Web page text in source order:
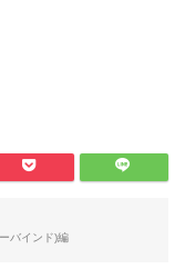
るので、ここでは
バインド)編